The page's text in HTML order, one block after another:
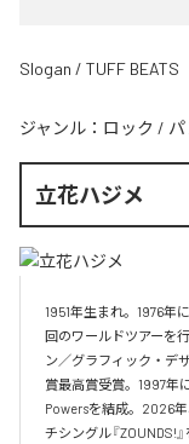
Slogan / TUFF BEATS
ジャンル： ロック /
立花ハジメ
1951年生まれ。1976年
回のワールドツアーを
ン／グラフィック・デ
賞最高賞受賞。1997年
Powersを結成。2026
チシングル『ZOUNDS!』